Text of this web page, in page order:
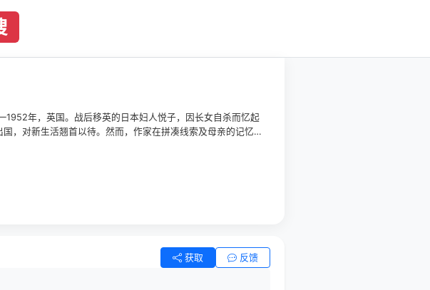
年，英国。战后移英的日本妇人悦子，因长女自杀而忆起
，对新生活翘首以待。然而，作家在拼凑线索及母亲的记忆
痛苦。
获取 反馈